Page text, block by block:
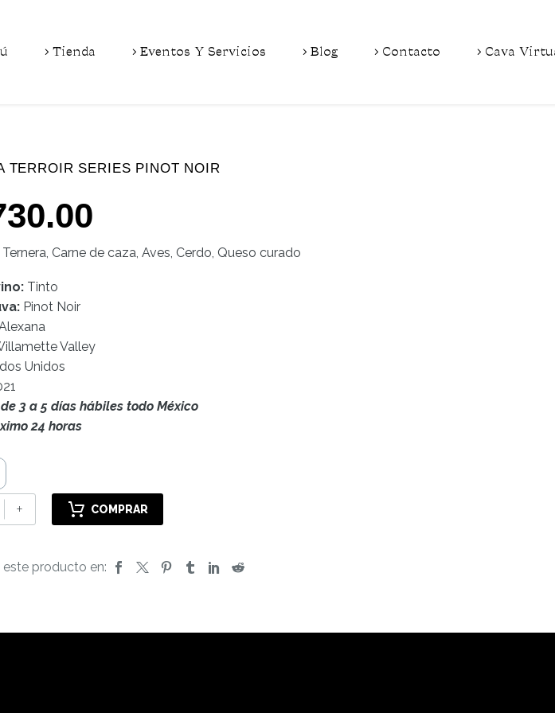
Tienda Eventos Y Servicios Blog Contacto Cava
TERROIR SERIES PINOT NOIR
Ternera, Carne de caza, Aves, Cerdo, Queso curado
Tinto
Pinot Noir
Valley
Unidos
3 a 5 días hábiles todo México
24 horas
+ COMPRAR
producto en: